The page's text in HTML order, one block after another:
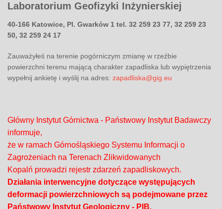
Laboratorium Geofizyki Inżynierskiej
40-166 Katowice, Pl. Gwarków 1 tel. 32 259 23 77, 32 259 23
50, 32 259 24 17
Zauważyłeś na terenie pogórniczym zmianę w rzeźbie
powierzchni terenu mającą charakter zapadliska lub wypiętrzenia
wypełnij ankietę i wyślij na adres: zapadliska@gig.eu
Główny Instytut Górnictwa - Państwowy Instytut Badawczy
informuje,
że w ramach Górnośląskiego Systemu Informacji o
Zagrożeniach na Terenach Zlikwidowanych
Kopalń prowadzi rejestr zdarzeń zapadliskowych.
Działania interwencyjne dotyczące występujących
deformacji powierzchniowych są podejmowane przez
Państwowy Instytut Geologiczny - PIB.